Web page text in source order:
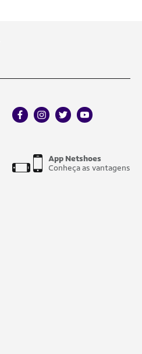
facebookinstagram
twitteryoutube
App Netshoes
Conheça as vantagens